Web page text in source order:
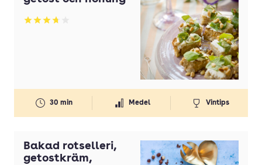
Vitlök
Ägg
Betyg: 3.75 av 5
30 min Medel Vintips
Bakad rotselleri,
getostkräm,